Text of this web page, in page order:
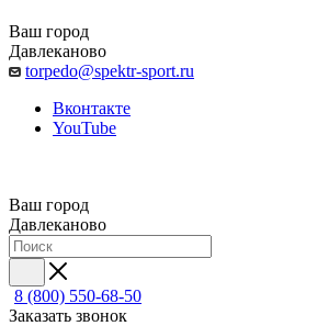
Ваш город
Давлеканово
torpedo@spektr-sport.ru
Вконтакте
YouTube
Ваш город
Давлеканово
8 (800) 550-68-50
Заказать звонок